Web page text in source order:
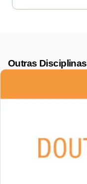
Outras Disciplinas